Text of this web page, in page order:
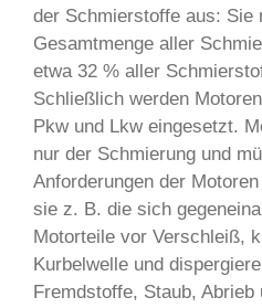
der Schmierstoffe aus: Sie
Gesamtmenge aller
etwa 32 % aller
Schließlich werden
Pkw und Lkw eingesetzt.
nur der Schmierung und
Anforderungen der
sie z. B. die sich
Motorteile vor Verschleiß,
Kurbelwelle und
Fremdstoffe, Staub, Abrieb